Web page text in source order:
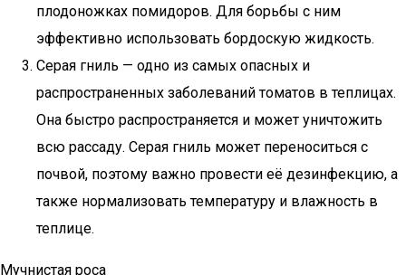
плодоножках помидоров. Для борьбы с ним
эффективно использовать бордоскую жидкость.
Серая гниль — одно из самых опасных и
распространенных заболеваний томатов в теплицах.
Она быстро распространяется и может уничтожить
всю рассаду. Серая гниль может переноситься с
почвой, поэтому важно провести её дезинфекцию, а
также нормализовать температуру и влажность в
теплице.
Мучнистая роса